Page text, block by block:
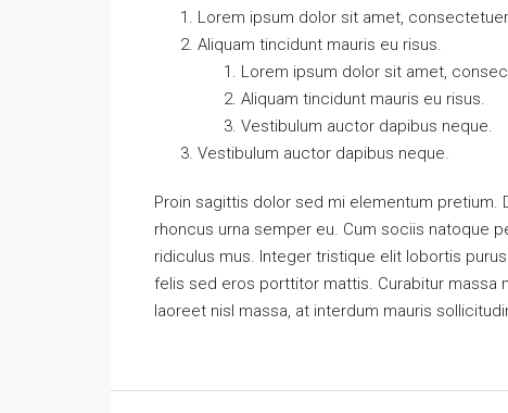
Lorem ipsum dolor sit amet,
Aliquam tincidunt mauris eu risus.
Lorem ipsum dolor sit amet,
Aliquam tincidunt mauris eu risus.
Vestibulum auctor dapibus neque.
Vestibulum auctor dapibus neque.
Proin sagittis dolor sed mi elementum
rhoncus urna semper eu. Cum sociis natoque
ridiculus mus. Integer tristique elit lobortis
felis sed eros porttitor mattis. Curabitur massa
laoreet nisl massa, at interdum mauris